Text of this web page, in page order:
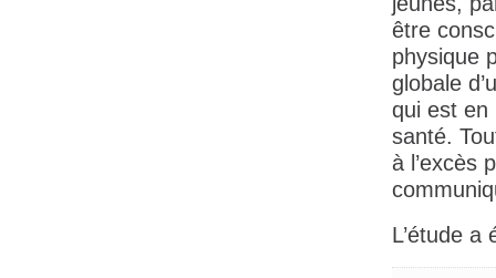
être
physique
globale
qui est en
santé.
à l’excès
L’étude a